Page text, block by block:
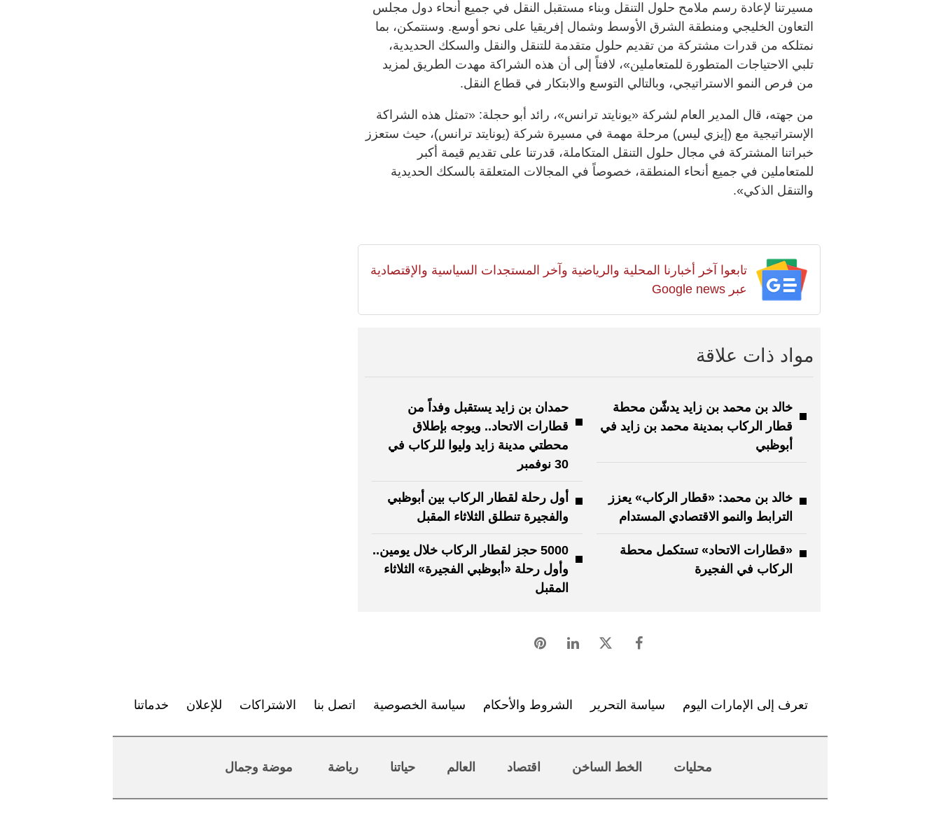
مسيرتنا لإعادة رسم ملامح حلول التنقل وبناء مستقبل النقل في جميع أنحاء دول مجلس
التعاون الخليجي ومنطقة الشرق الأوسط وشمال إفريقيا على نحو أوسع. وسنتمكن، بما
نمتلكه من قدرات مشتركة من تقديم حلول متقدمة للتنقل والنقل والسكك الحديدية،
تلبي الاحتياجات المتطورة للمتعاملين»، لافتاً إلى أن هذه الشراكة مهدت الطريق لمزيد
من فرص النمو الاستراتيجي، وبالتالي التوسع والابتكار في قطاع النقل.
من جهته، قال المدير العام لشركة «يونايتد ترانس»، رائد أبو حجلة: «تمثل هذه الشراكة
الإستراتيجية مع (إيزي ليس) مرحلة مهمة في مسيرة شركة (يونايتد ترانس)، حيث ستعزز
خبراتنا المشتركة في مجال حلول التنقل المتكاملة، قدرتنا على تقديم قيمة أكبر
للمتعاملين في جميع أنحاء المنطقة، خصوصاً في المجالات المتعلقة بالسكك الحديدية
والتنقل الذكي».
تابعوا آخر أخبارنا المحلية والرياضية وآخر المستجدات السياسية والإقتصادية
عبر Google news
مواد ذات علاقة
خالد بن محمد بن زايد يدشّن محطة
قطار الركاب بمدينة محمد بن زايد في
أبوظبي
حمدان بن زايد يستقبل وفداً من
قطارات الاتحاد.. ويوجه بإطلاق
محطتي مدينة زايد وليوا للركاب في
30 نوفمبر
خالد بن محمد: «قطار الركاب» يعزز
الترابط والنمو الاقتصادي المستدام
أول رحلة لقطار الركاب بين أبوظبي
والفجيرة تنطلق الثلاثاء المقبل
«قطارات الاتحاد» تستكمل محطة
الركاب في الفجيرة
5000 حجز لقطار الركاب خلال يومين..
وأول رحلة «أبوظبي الفجيرة» الثلاثاء
المقبل
تعرف إلى الإمارات اليوم سياسة التحرير الشروط والأحكام سياسة الخصوصية اتصل بنا الاشتراكات للإعلان خدماتنا
محليات الخط الساخن اقتصاد العالم حياتنا رياضة موضة وجمال